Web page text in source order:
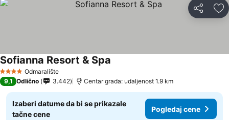
Deli
4 ZvezdiceOdmaralište
Sofianna Resort & Spa
9,1 Odlično 3.442 Centar grada: udaljenost 1.9 km
Izaberi datume da bi se prikazale
tačne cene
Pogledaj cene